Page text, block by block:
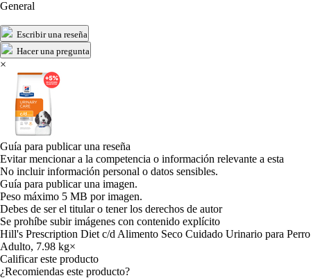
General
Escribir una reseña
Hacer una pregunta
×
Guía para publicar una reseña
Evitar mencionar a la competencia o información relevante a esta
No incluir información personal o datos sensibles.
Guía para publicar una imagen.
Peso máximo 5 MB por imagen.
Debes de ser el titular o tener los derechos de autor
Se prohíbe subir imágenes con contenido explícito
Hill's Prescription Diet c/d Alimento Seco Cuidado Urinario para Perro
Adulto, 7.98 kg×
Calificar este producto
Tu valoración
¿Recomiendas este producto?